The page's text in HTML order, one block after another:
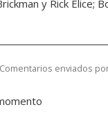
y Rick Elice;
Comentarios enviados